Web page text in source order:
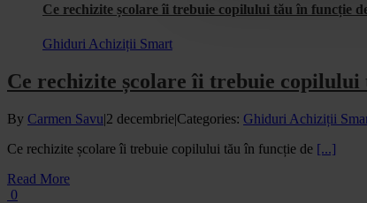
Ce rechizite școlare îi trebuie copilului tău în funcție
Ghiduri Achiziții Smart
Ce rechizite școlare îi trebuie copilului
By Carmen Savu|2 decembrie|Categories: Ghiduri Achiziții
Ce rechizite școlare îi trebuie copilului tău în funcție de [...]
Read More
0